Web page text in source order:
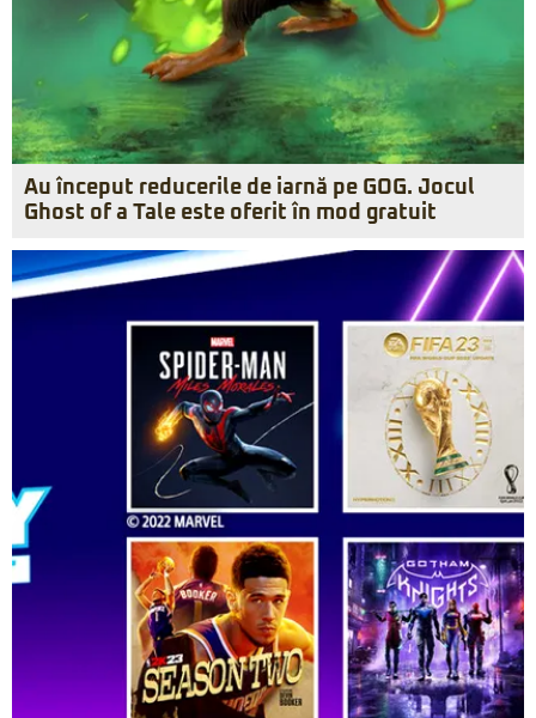
Au început reducerile de iarnă pe GOG. Jocul
Ghost of a Tale este oferit în mod gratuit